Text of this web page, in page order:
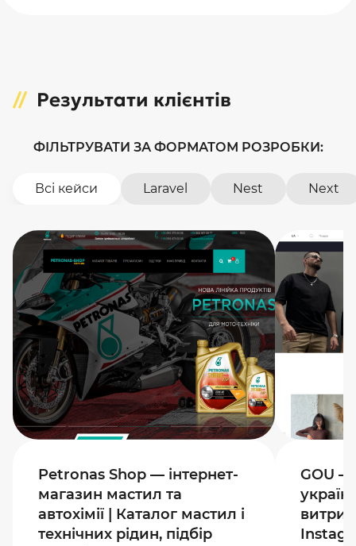
Результати клієнтів
ФІЛЬТРУВАТИ ЗА ФОРМАТОМ РОЗРОБКИ:
Всі кейси Laravel Nest Next
Petronas Shop — інтернет-
магазин мастил та
автохімії | Каталог мастил і
технічних рідин, підбір
GOU —